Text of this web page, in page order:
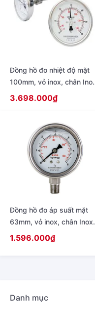
Đồng hồ đo nhiệt độ mặt
100mm, vỏ inox, chân
chân sau, que dài 100mm
3.698.000₫
Đồng hồ đo áp suất mặt
63mm, vỏ inox, chân Inox,
chân đứng, không dầu,
1.596.000₫
Danh mục